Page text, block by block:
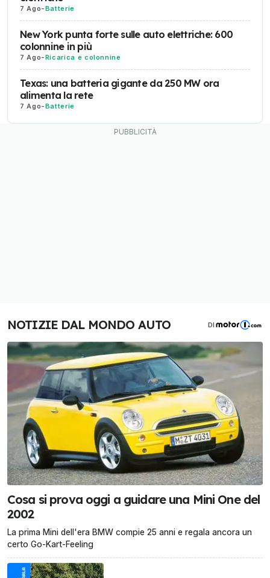
7 Ago-Batterie
New York punta forte sulle auto elettriche: 600
colonnine in più
7 Ago-Ricarica e colonnine
Texas: una batteria gigante da 250 MW ora
alimenta la rete
7 Ago-Batterie
NOTIZIE DAL MONDO AUTO DI
Cosa si prova oggi a guidare una Mini One del
2002
La prima Mini dell'era BMW compie 25 anni e regala ancora un
certo Go-Kart-Feeling